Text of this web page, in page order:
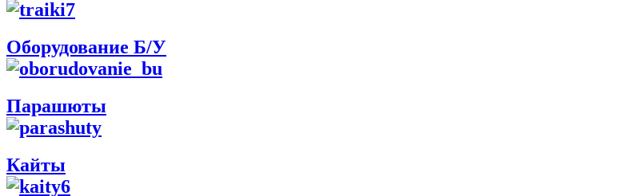
Оборудование Б/У
Парашюты
Кайты